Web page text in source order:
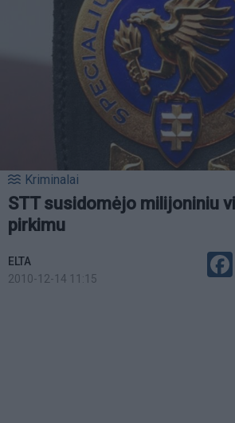
Kriminalai
STT susidomėjo milijoniniu
pirkimu
ELTA
2010-12-14 11:15